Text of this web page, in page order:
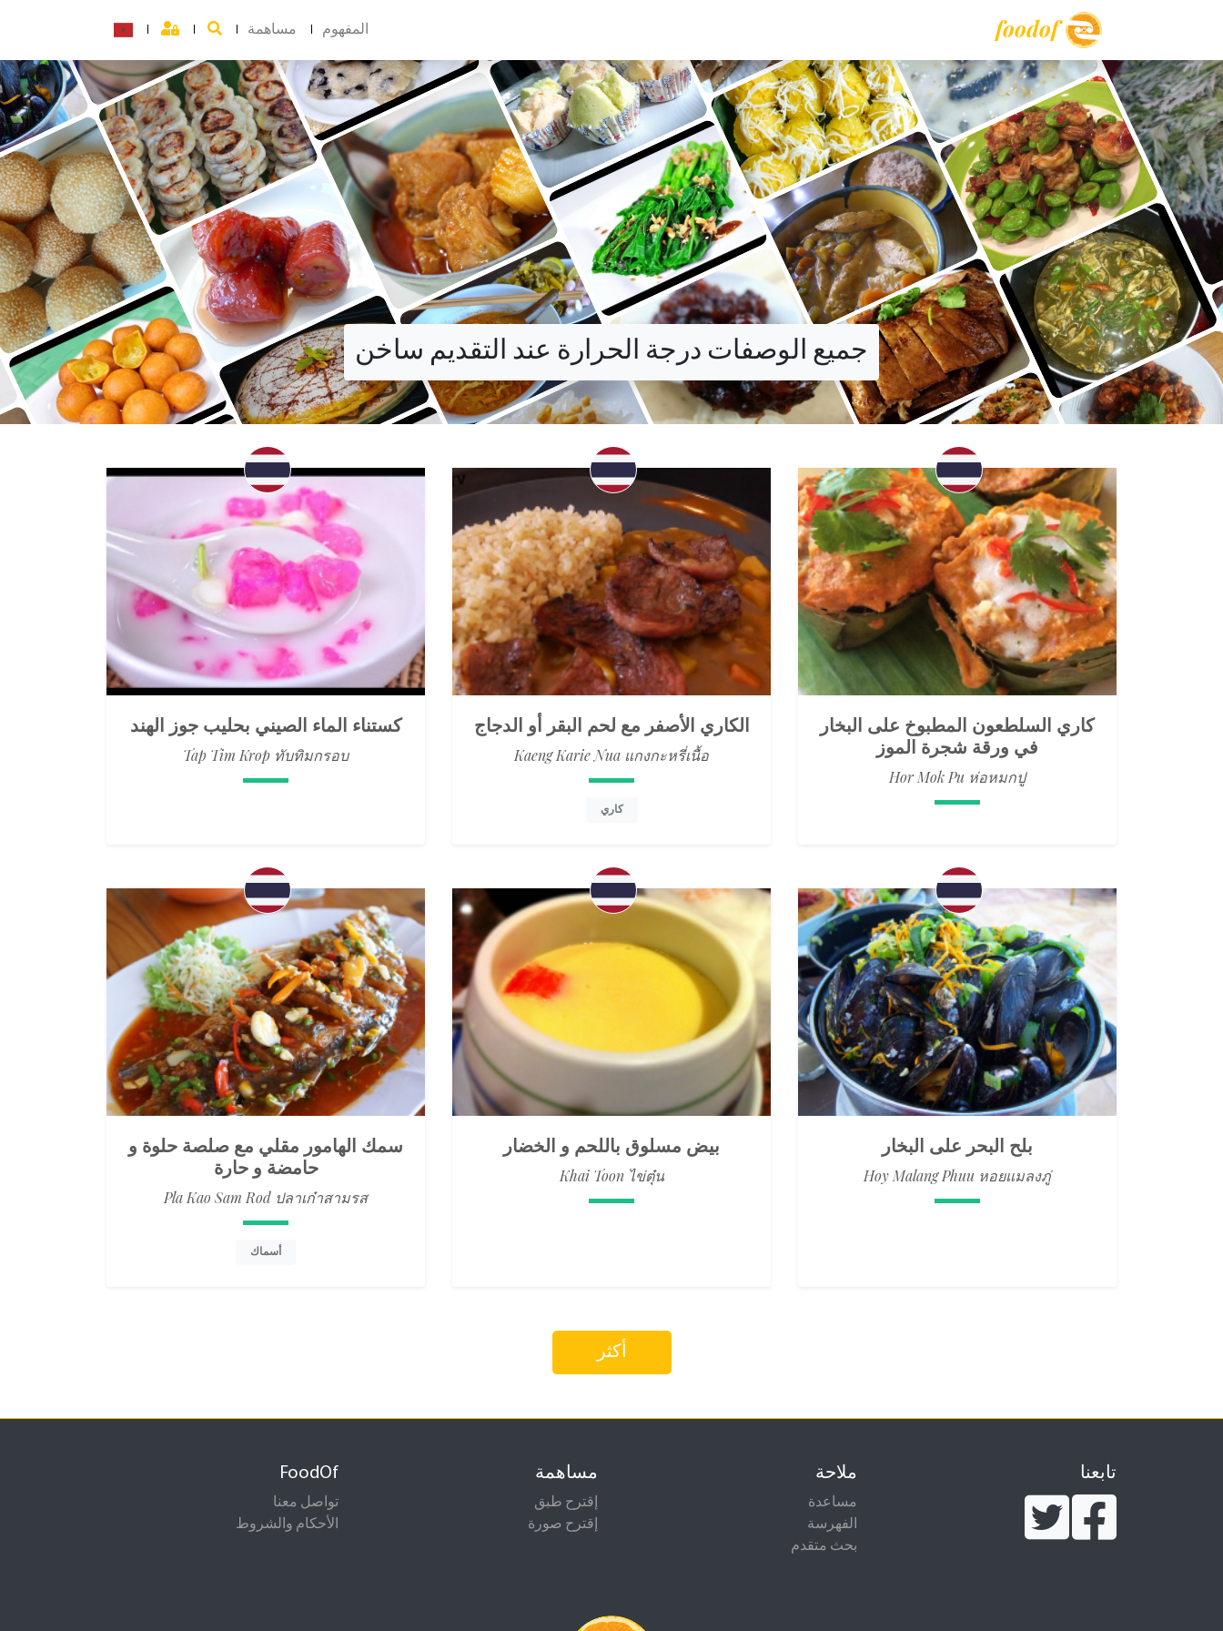
foodof المفهوم مساهمة
جميع الوصفات درجة الحرارة عند التقديم ساخن
كاري السلطعون المطبوخ على البخار
في ورقة شجرة الموز
Hor Mok Pu ห่อหมกปู
الكاري الأصفر مع لحم البقر أو الدجاج
Kaeng Karie Nua แกงกะหรี่เนื้อ
كاري
كستناء الماء الصيني بحليب جوز الهند
Tap Tim Krop ทับทิมกรอบ
بلح البحر على البخار
Hoy Malang Phuu หอยแมลงภู่
بيض مسلوق باللحم و الخضار
Khai Toon ไข่ตุ๋น
سمك الهامور مقلي مع صلصة حلوة و
حامضة و حارة
Pla Kao Sam Rod ปลาเก๋าสามรส
أسماك
أكثر
تابعنا ملاحة
مساعدة
الفهرسة
بحث متقدم
مساهمة
إقترح طبق
إقترح صورة
FoodOf
تواصل معنا
الأحكام والشروط